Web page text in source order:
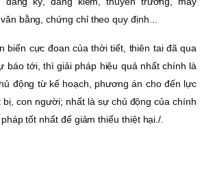
bằng, chứng chỉ theo quy định...
biến cực đoan của thời tiết, thiên tai đã qua
báo tới, thì giải pháp hiệu quả nhất chính là
động từ kế hoạch, phương án cho đến lực
bị, con người; nhất là sự chủ động của chính
tốt nhất để giảm thiểu thiệt hại./.